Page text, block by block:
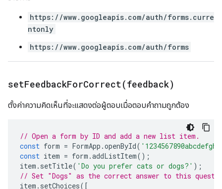
https://www.googleapis.com/auth/forms.curre
ntonly
https://www.googleapis.com/auth/forms
setFeedbackForCorrect(feedback)
ตั้งค่าความคิดเห็นที่จะแสดงต่อผู้ตอบเมื่อตอบคำถามถูกต้อง
// Open a form by ID and add a new list item.
const form = FormApp .openById(
const item = form .addListItem();
item . setTitle( 'Do you prefer cats or dogs?' );
// Set "Dogs" as the correct answer to this
item . setChoices([